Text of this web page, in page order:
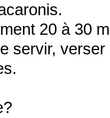
20 à 30
servir,